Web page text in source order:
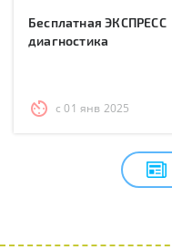
Бесплатная ЭКСПРЕСС
диагностика
с 01 янв 2025